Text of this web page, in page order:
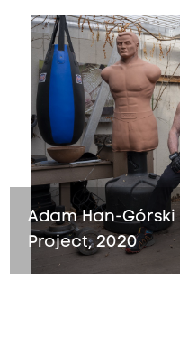
Adam Han-
Project, 2020